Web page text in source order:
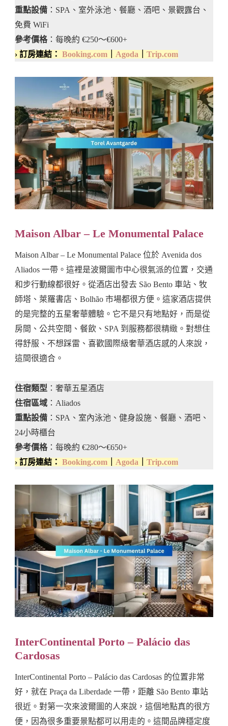
重點設備 ：SPA、室外泳池、餐廳、酒吧、景觀露台、
免費 WiFi
參考價格：每晚約 €250～€600+
› 訂房連結： Booking.com Agoda Trip.com
Maison Albar – Le Monumental Palace
Maison Albar – Le Monumental Palace 位於 Avenida dos
Aliados 一帶。這裡是波爾圖市中心很氣派的位置，交通
和步行動線都很好。從酒店出發去 São Bento 車站、牧
師塔、萊羅書店、Bolhão 市場都很方便。這家酒店提供
的是完整的五星奢華體驗。它不是只有地點好，而是從
房間、公共空間、餐飲、SPA 到服務都很精緻。對想住
得舒服、不想踩雷、喜歡國際級奢華酒店感的人來說，
這間很適合。
住宿類型 ：奢華五星酒店
住宿區域 ：Aliados
重點設備 ：SPA、室內泳池、健身設施、餐廳、酒吧、
24小時櫃台
參考價格：每晚約 €280～€650+
› 訂房連結： Booking.com Agoda Trip.com
InterContinental Porto – Palácio das
Cardosas
InterContinental Porto – Palácio das Cardosas 的位置非常
好，就在 Praça da Liberdade 一帶，距離 São Bento 車站
很近。對第一次來波爾圖的人來說，這個地點真的很方
便，因為很多重要景點都可以用走的。這間品牌穩定度